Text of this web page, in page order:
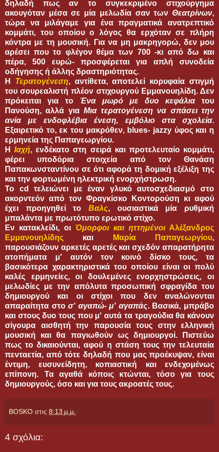
δηλαδή πως αν το συγκεκριμένο στιχούργημα
ακουγόταν μέσα σε μία μελωδία σαν των Θεατρίνων,
τώρα να μιλάγαμε για ένα πραγματικά ανατρεπτικό
κομμάτι, του οποίου ο λόγος θα ερχόταν σε πλήρη
κόντρα με τη μουσική. Για να μη μακρηγορώ, δεν μου
αρέσει που το φλέγον θέμα των 700 -κι από δω και
πέρα, 500 ευρώ- προσφέρεται για απλή συνοδεία
οδήγησης ή άλλης δραστηριότητας.
Η Τερατογένεση, αντίθετα, αποτελεί κορυφαία στιγμή
του σουρεαλιστή πλέον στιχουργού Εμμανουηλίδη. Δεν
πρόκειται για το Ένα μωρό με δυο κεφάλιατου
Πανούση, αλλά για Μια τερατογένεση να σπάσει την
ανία
με ενδοφλέβια ένεση, εμβόλιο στα σχολεία.
Εξαιρετικό το, εκ του μακρόθεν, blues- jazzy ύφος και η
ερμηνεία της Παπαγεωργίου.
ΗΙαχή, ενδέκατο στη σειρά και προτελευταίο κομμάτι,
φέρει υποδόρια στοιχεία από τον Θανάση
Παπακωνσταντίνου σε ότι αφορά τη δομική εξέλιξη της
και την φορτωμένη ηλεκτρική ενορχήστρωση.
Το cd τελειώνει με έναν γλυκό αυτοσχεδιασμό στο
ακορντεόν από τον Φραγκίσκο Κοντορούση κι αφού
έχει προηγηθεί το
Βαλς, ουσιαστικά μία ρυθμική
μπαλάντα με πρωτότυπο ερωτικό στίχο.
Εν κατακλείδι, οι Όμορφοι και ηττημένοι Αλέξανδρος
Εμμανουηλίδης και Μαρία Παπαγεωργίου,
παρουσιάζουν αρκετές αρετές και σχεδόν απαρατήρητα
ατοπήματα μ' αυτόν τον κοινό δίσκο τους, τα
βασικότερα χαρακτηριστικά του οποίου είναι οι πολύ
καλές ερμηνείες, οι δουλεμένες ενορχηστρώσεις, οι
μελωδίες με την απόλυτα προσωπική σφραγίδα του
δημιουργού και οι στίχοι που δεν αναλώνονται
απαραίτητα στοσ' αγαπώ- μ' αγαπάς. Βασικά, μπράβο
και στους δυο τους που μ' αυτά τα τραγούδια θα κάνουν
σίγουρα αισθητή την παρουσία τους στην ελληνική
μουσική και θα παγιωθούν ως δημιουργοί. Πιστεύω
πως το δικαιούνται, αφού η στάση τους την τελευταία
πενταετία, από τότε δηλαδή που μας προέκυψαν, είναι
έντιμη, ευσυνείδητη, κοπιαστική και ενδεχομένως
επίπονη. Τα αγαθά κόποις κτώνται, τόσο για τους
δημιουργούς, όσο και για τους ακροατές τους.
BOSKO στις 8:13 μ.μ.
4 σχόλια: